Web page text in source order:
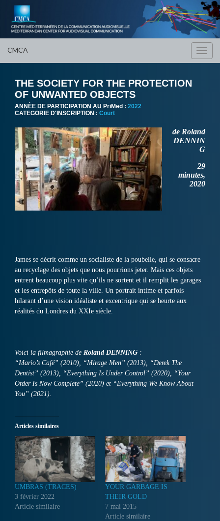
CMCA
THE SOCIETY FOR THE PROTECTION
OF UNWANTED OBJECTS
ANNÈE DE PARTICIPATION AU PriMed : 2022
CATEGORIE D'INSCRIPTION : Court
de Roland
DENNIN
G
29
minutes,
2020
James se décrit comme un socialiste de la poubelle, qui se consacre
au recyclage des objets que nous pourrions jeter. Mais ces objets
entrent beaucoup plus vite qu’ils ne sortent et il remplit les garages
et les entrepôts de toute la ville. Un portrait intime et parfois
hilarant d’une vision idéaliste et excentrique qui se heurte aux
réalités du Londres du XXIe siècle.
Voici la filmagraphie de Roland DENNING :
“Mario’s Café” (2010), “Mirage Men” (2013), “Derek The
Dentist” (2013), “Everything Is Under Control” (2020), “Your
Order Is Now Complete” (2020) et “Everything We Know About
You” (2021).
Articles similaires
UMBRAS (TRACES)
3 février 2022
Article similaire
YOUR GARBAGE IS
THEIR GOLD
7 mai 2015
Article similaire